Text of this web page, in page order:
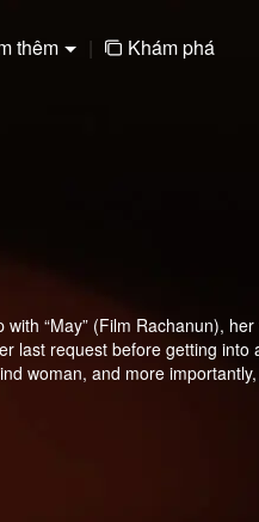
thêm | Khám phá
“May” (Film Rachanun),
last request before getting
woman, and more
“Ai-oon” and “May” fix their